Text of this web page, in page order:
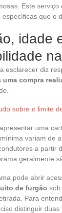
Este
que o
idade
esclarecer diz
compra
sobre o limite
uma
variam de
a partir
geralmente
pode abrir
de furgão sob
Para
distinguir